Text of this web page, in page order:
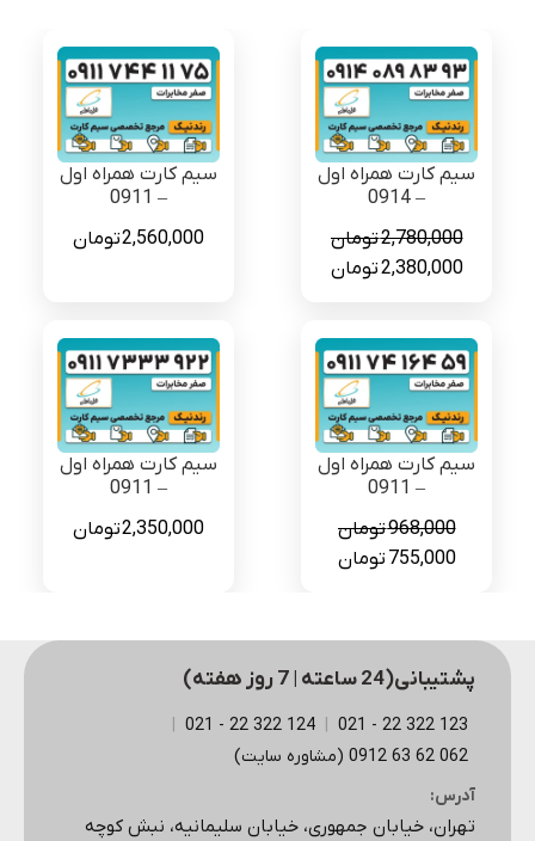
سیم کارت همراه اول
– 0914
2,780,000تومان
قیمت
بود.
2,380,000تومانقیمت
است.
سیم کارت همراه اول
– 0911
2,560,000تومان
سیم کارت همراه اول
– 0911
968,000تومان
قیمت
بود.
755,000 تومانقیمت
است.
سیم کارت همراه اول
– 0911
2,350,000تومان
پشتیبانی(24 ساعته | 7 روز هفته)
123 322 22 - 021
124 322 22 - 021
062 62 63 0912 (مشاوره سایت)
آدرس:
تهران، خیابان جمهوری، خیابان سلیمانیه، نبش کوچه